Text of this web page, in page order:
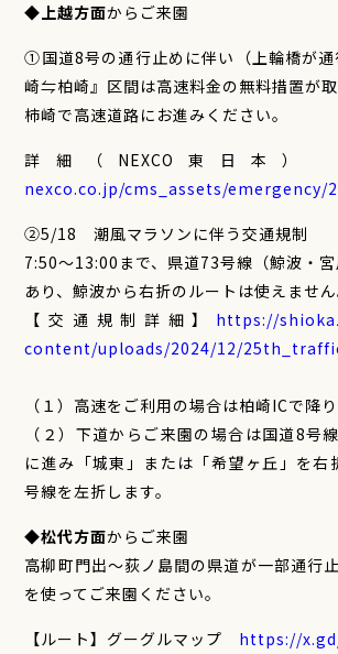
◆上越方面からご来園
①国道8号の通行止めに伴い（上輪橋が
崎⇋柏崎』区間は高速料金の無料措置が取
柿崎で高速道路にお進みください。
詳細（NEXCO東日本）
nexco.co.jp/cms_assets/emergency/
②5/18 潮風マラソンに伴う交通規制
7:50～13:00まで、県道73号線（鯨波・
あり、鯨波から右折のルートは使えません
【交通規制詳細】 https://
content/uploads/2024/12/
（１）高速をご利用の場合は柏崎ICで降
（２）下道からご来園の場合は国道8号
に進み「城東」または「希望ヶ丘」を右
号線を左折します。
◆松代方面からご来園
高柳町門出～荻ノ島間の県道が一部通行
を使ってご来園ください。
【ルート】グーグルマップ https://